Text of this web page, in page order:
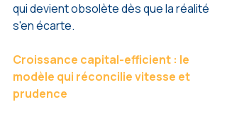
qui devient obsolète dès que la réalité
s'en écarte.
Croissance capital-efficient : le
modèle qui réconcilie vitesse et
prudence